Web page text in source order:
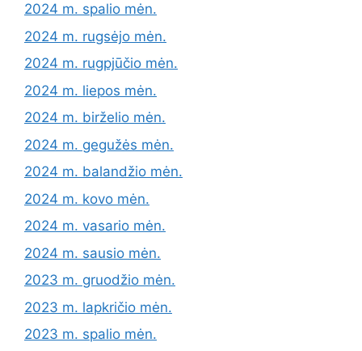
2024 m. spalio mėn.
2024 m. rugsėjo mėn.
2024 m. rugpjūčio mėn.
2024 m. liepos mėn.
2024 m. birželio mėn.
2024 m. gegužės mėn.
2024 m. balandžio mėn.
2024 m. kovo mėn.
2024 m. vasario mėn.
2024 m. sausio mėn.
2023 m. gruodžio mėn.
2023 m. lapkričio mėn.
2023 m. spalio mėn.